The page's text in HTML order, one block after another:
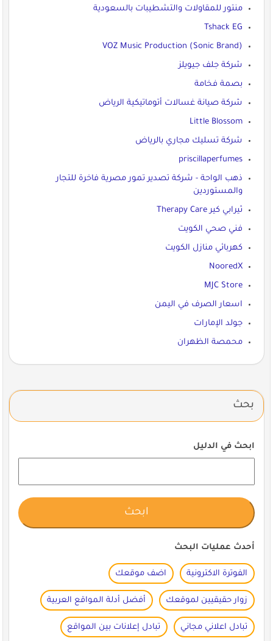
منتور للمقاولات والتشطيبات بالسعودية
Tshack EG
VOZ Music Production (Sonic Brand)
شركة جلف جيويلز
بصمة فخامة
شركة صيانة غسالات أتوماتيكية الرياض
Little Blossom
شركة تسليك مجاري بالرياض
priscillaperfumes
ذهب الواحة - شركة تصدير تمور مصرية فاخرة للتجار
والمستوردين
ثيرابي كير Therapy Care
فني صحي الكويت
كهربائي منازل الكويت
NooredX
MJC Store
اسعار الصرف في اليمن
جولد الإمارات
محمصة الظهران
بحث
ابحث في الدليل
أحدث عمليات البحث
الفوترة الاكترونية اضف موقعك
زوار حقيقيين لموقعك أفضل أدلة المواقع العربية
تبادل اعلاني مجاني تبادل إعلانات بين المواقع